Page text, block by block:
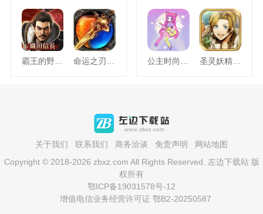
圣灵妖精中文版
关于我们 联系我们 商务洽谈 免责声明
网站地图
Copyright © 2018-2026 zbxz.com All Rights Reserved. 左边下载站 版
权所有
鄂ICP备19031578号-12
增值电信业务经营许可证 鄂B2-20250587